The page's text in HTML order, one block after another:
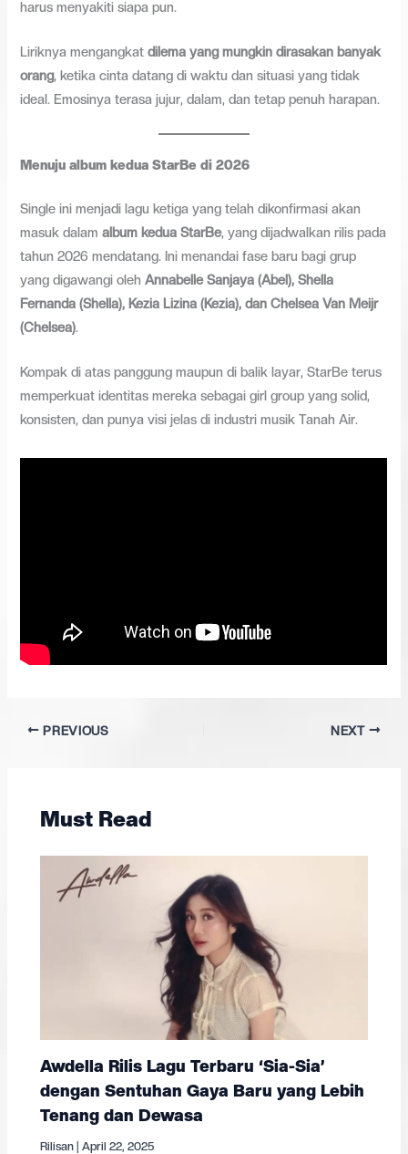
harus menyakiti siapa pun.
Liriknya mengangkatdilema yang mungkin dirasakan banyak
orang, ketika cinta datang di waktu dan situasi yang tidak
ideal. Emosinya terasa jujur, dalam, dan tetap penuh harapan.
Menuju album kedua StarBe di 2026
Single ini menjadi lagu ketiga yang telah dikonfirmasi akan
masuk dalamalbum kedua StarBe, yang dijadwalkan rilis pada
tahun 2026 mendatang. Ini menandai fase baru bagi grup
yang digawangi olehAnnabelle Sanjaya (Abel), Shella
Fernanda (Shella), Kezia Lizina (Kezia), dan Chelsea Van Meijr
(Chelsea).
Kompak di atas panggung maupun di balik layar, StarBe terus
memperkuat identitas mereka sebagai girl group yang solid,
konsisten, dan punya visi jelas di industri musik Tanah Air.
PREVIOUS NEXT
Must Read
Awdella Rilis Lagu Terbaru ‘Sia-Sia’
dengan Sentuhan Gaya Baru yang Lebih
Tenang dan Dewasa
Rilisan |April 22, 2025